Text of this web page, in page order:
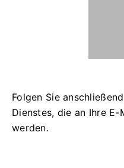
Folgen Sie
Dienstes, die an Ihre
werden.